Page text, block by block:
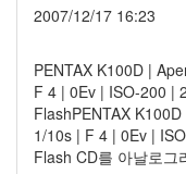
2007/12/17 16:23
PENTAX K100D |
F 4 | 0Ev | ISO-200 |
FlashPENTAX
1/10s | F 4 | 0Ev |
Flash CD를 아날로그
의
용
자
인
터
페